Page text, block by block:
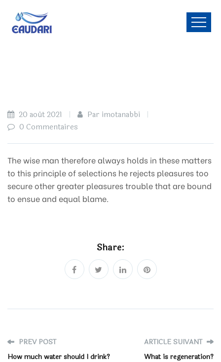
20 août 2021
Par imotanabbi
0 Commentaires
The wise man therefore always holds in these matters
to this principle of selections he rejects pleasures too
secure other greater pleasures trouble that are bound
to ensue and equal blame.
Share:
PREV POST
How much water should I drink?
ARTICLE SUIVANT
What is regeneration?